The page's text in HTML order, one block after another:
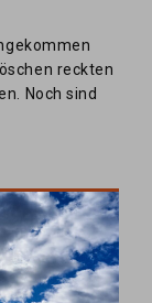
reckten
Noch sind